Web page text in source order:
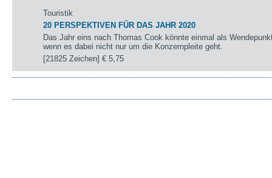
Touristik
20 PERSPEKTIVEN FÜR DAS JAHR 2020
Das Jahr eins nach Thomas Cook könnte einmal als
wenn es dabei nicht nur um die Konzernpleite geht.
[21825 Zeichen]€ 5,75